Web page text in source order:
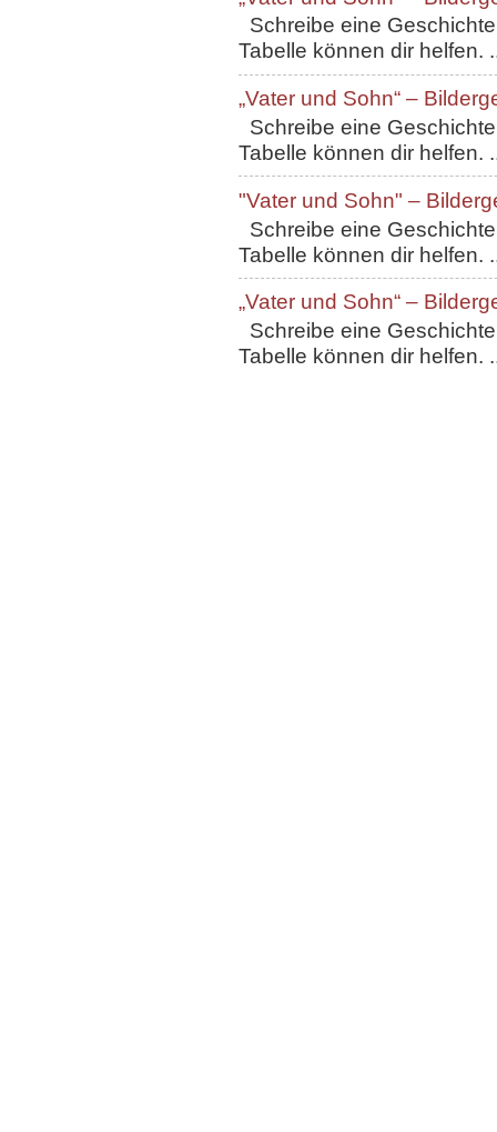
Schreibe eine
Tabelle können dir helfen.
„Vater und Sohn“ –
Schreibe eine
Tabelle können dir helfen.
"Vater und Sohn" –
Schreibe eine
Tabelle können dir helfen.
„Vater und Sohn“ –
Schreibe eine
Tabelle können dir helfen.